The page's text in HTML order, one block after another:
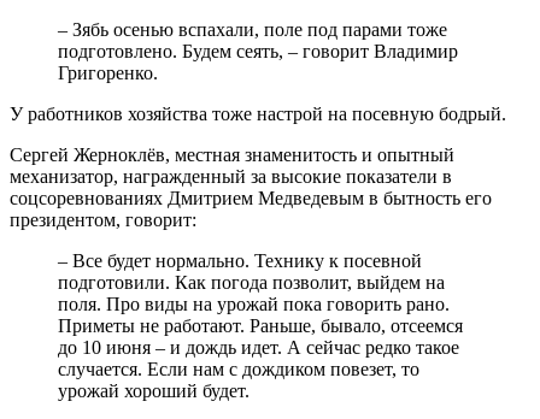
– Зябь осенью вспахали, поле под парами тоже
подготовлено. Будем сеять, – говорит Владимир
Григоренко.
У работников хозяйства тоже настрой на посевную бодрый.
Сергей Жерноклёв, местная знаменитость и опытный
механизатор, награжденный за высокие показатели в
соцсоревнованиях Дмитрием Медведевым в бытность его
президентом, говорит:
– Все будет нормально. Технику к посевной
подготовили. Как погода позволит, выйдем на
поля. Про виды на урожай пока говорить рано.
Приметы не работают. Раньше, бывало, отсеемся
до 10 июня – и дождь идет. А сейчас редко такое
случается. Если нам с дождиком повезет, то
урожай хороший будет.